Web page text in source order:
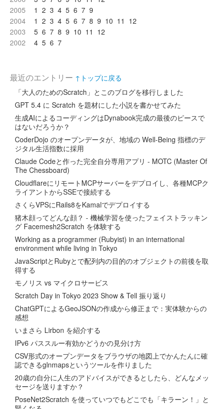
2005
1 2 3 4 5 6 7 9
2004
1 2 3 4 5 6 7 8 9 10 11 12
2003
5 6 7 8 9 10 11 12
2002
4 5 6 7
最近のエントリー ↑トップに戻る
「大人のためのScratch」とこのブログを移行しました
GPT 5.4 に Scratch を題材にした小説を書かせてみた
生成AIによるコーディングはDynabook完成の最後のピースで
はないだろうか？
CoderDojo のオープンデータが、地域の Well-Being 指標のデ
ジタル生活指数に採用
Claude Codeと作った完全自分専用アプリ - MOTC (Master Of
The Chessboard)
CloudflareにリモートMCPサーバーをデプロイし、各種MCPク
ライアントからSSEで接続する
さくらVPSにRails8をKamalでデプロイする
猪木顔ってどんな顔？ - 機械学習を使ったフェイストラッキン
グ Facemesh2Scratch を体験する
Working as a programmer (Rubyist) in an international
environment while living in Tokyo
JavaScriptとRubyとで配列内の目的のオブジェクトの前後を取
得する
モノリス vs マイクロサービス
Scratch Day in Tokyo 2023 Show & Tell 振り返り
ChatGPTによるGeoJSONの作成から修正まで：実体験からの
感想
いまさら Lirbon を紹介する
IPv6 パススルー有効かどうかの見分け方
CSV形式のオープンデータをブラウザの地図上でかんたんに確
認できるglnmapsというツールを作りました
20歳の自分に人生のアドバイスができるとしたら、どんなメッ
セージを送りますか？
PoseNet2Scratch を使っていつでもどこでも「キラーン！」と